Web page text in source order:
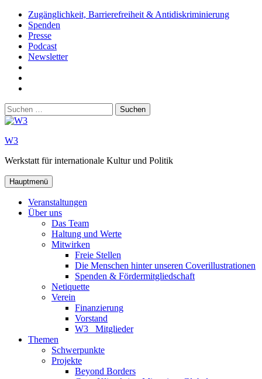
Zum
Inhalt
springen
Zugänglichkeit, Barrierefreiheit & Antidiskriminierung
Spenden
Presse
Podcast
Newsletter
Youtube
Suchen
nach:
W3
Werkstatt für internationale Kultur und Politik
Hauptmenü
Veranstaltungen
Über uns
Das Team
Haltung und Werte
Mitwirken
Freie Stellen
Die Menschen hinter unseren Coverillustrationen
Spenden & Fördermitgliedschaft
Netiquette
Verein
Finanzierung
Vorstand
W3_ Mitglieder
Themen
Schwerpunkte
Projekte
Beyond Borders